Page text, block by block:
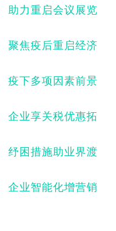
助力重启会议展览
聚焦疫后重启经济
疫下多项因素前景
企业享关税优惠拓
纾困措施助业界渡
企业智能化增营销